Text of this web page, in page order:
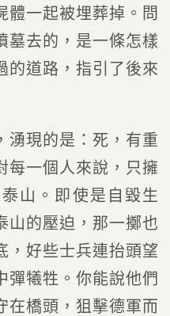
體一起被埋葬掉。問
墓去的，是一條怎樣
的道路，指引了後來
現的是：死，有重
每一個人來說，只擁
山。即使是自毀生
山的壓迫，那一擲也
，好些士兵連抬頭望
彈犧牲。你能說他們
在橋頭，狙擊德軍而